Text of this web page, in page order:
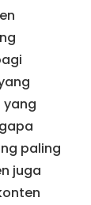
yang
paling
juga